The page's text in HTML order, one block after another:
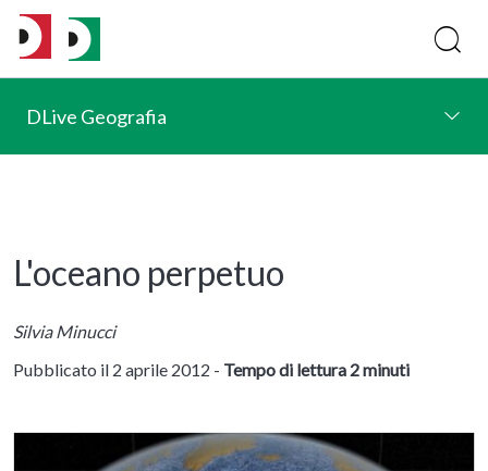
DLive Geografia
L'oceano perpetuo
Silvia Minucci
Pubblicato il 2 aprile 2012 - Tempo di lettura 2 minuti